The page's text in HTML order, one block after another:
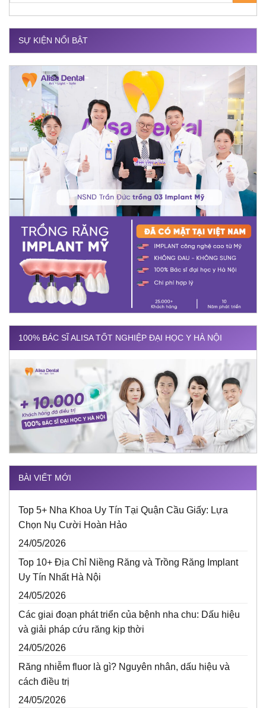
SỰ KIỆN NỔI BẬT
100% BÁC SĨ ALISA TỐT NGHIỆP ĐẠI HỌC Y HÀ NỘI
BÀI VIẾT MỚI
Top 5+ Nha Khoa Uy Tín Tại Quận Cầu Giấy: Lựa
Chọn Nụ Cười Hoàn Hảo
24/05/2026
Top 10+ Địa Chỉ Niềng Răng và Trồng Răng Implant
Uy Tín Nhất Hà Nội
24/05/2026
Các giai đoạn phát triển của bệnh nha chu: Dấu hiệu
và giải pháp cứu răng kịp thời
24/05/2026
Răng nhiễm fluor là gì? Nguyên nhân, dấu hiệu và
cách điều trị
24/05/2026